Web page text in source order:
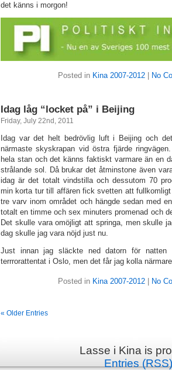
det känns i morgon!
Posted in Kina 2007-2012 No
Idag låg “locket på” i Beijing
Friday, July 22nd, 2011
Idag var det helt bedrövlig luft i Beijing och
närmaste skyskrapan vid östra fjärde
hela stan och det känns faktiskt varmare än en
strålande sol. Då brukar det åtminstone även
idag är det totalt vindstilla och dessutom 70
min korta tur till affären fick svetten att
tre varv inom området och hängde sedan med
totalt en timme och sex minuters promenad och
Det skulle vara omöjligt att springa, men skulle
dag skulle jag vara nöjd just nu.
Just innan jag släckte ned datorn för
terrrorattentat i Oslo, men det får jag kolla
Posted in Kina 2007-2012 No
« Older Entries
Lasse i Kina is
Entries (RSS)